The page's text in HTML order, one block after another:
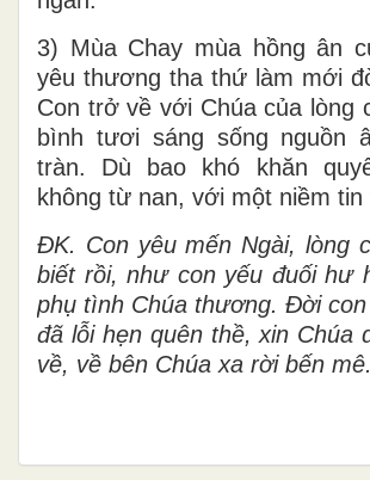
3) Mùa Chay mùa hồng ân
yêu thương tha thứ làm mới
Con trở về với Chúa của lòng
bình tươi sáng sống nguồn
tràn. Dù bao khó khăn
không từ nan, với một niềm tin
ĐK. Con yêu mến Ngài, lòng
biết rồi, như con yếu đuối hư
phụ tình Chúa thương. Đời
đã lỗi hẹn quên thề, xin Chúa
về, về bên Chúa xa rời bến mê.